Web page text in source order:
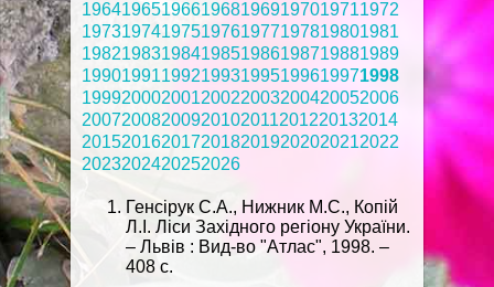
19641965196619681969197019711972
19731974197519761977197819801981
19821983198419851986198719881989
19901991199219931995199619971998
19992000200120022003200420052006
20072008200920102011201220132014
20152016201720182019202020212022
2023202420252026
Генсірук С.А., Нижник М.С., Копій
Л.І. Ліси Західного регіону України.
– Львів : Вид-во "Атлас", 1998. –
408 с.